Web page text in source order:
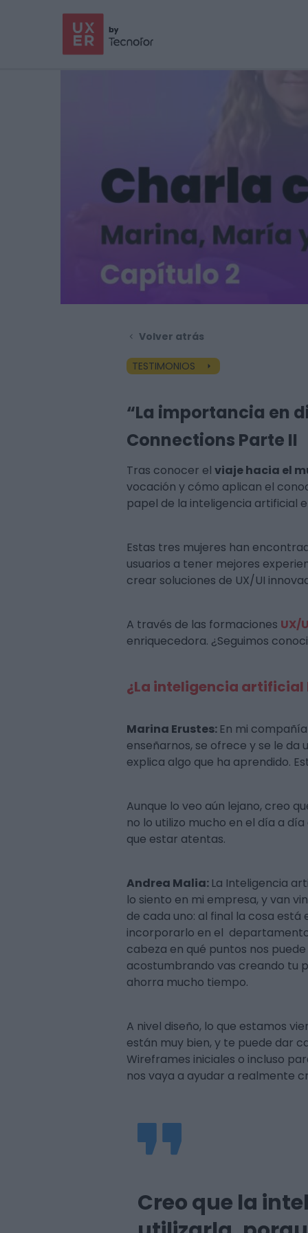
Volver atrás
TESTIMONIOS
“La importancia en
Connections Parte II
Tras conocer el viaje hacia el
vocación y cómo aplican el
papel de la inteligencia artificial
Estas tres mujeres han
usuarios a tener mejores
crear soluciones de UX/UI
A través de las formaciones UX/
enriquecedora. ¿Seguimos
¿La inteligencia artificial
Marina Erustes: En mi
enseñarnos, se ofrece y se le da
explica algo que ha aprendido.
Aunque lo veo aún lejano, creo
no lo utilizo mucho en el día a
que estar atentas.
Andrea Malia: La Inteligencia
lo siento en mi empresa, y van
de cada uno: al final la cosa
incorporarlo en el
cabeza en qué puntos nos
acostumbrando vas creando tu
ahorra mucho tiempo.
A nivel diseño, lo que estamos
están muy bien, y te puede dar
Wireframes iniciales o incluso
nos vaya a ayudar a realmente
Creo que la